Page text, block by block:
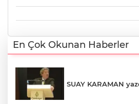
En Çok Okunan Haberler
SUAY KARAMAN